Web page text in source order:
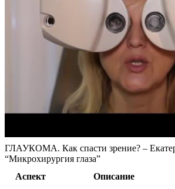
ГЛАУКОМА. Как спасти зрение? –
“Микрохирургия глаза”
Аспект
Описание